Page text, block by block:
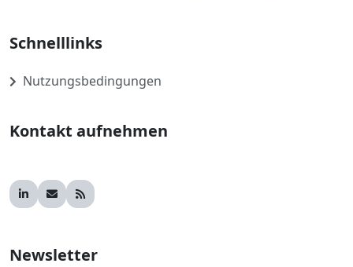
Schnelllinks
Nutzungsbedingungen
Kontakt aufnehmen
Newsletter